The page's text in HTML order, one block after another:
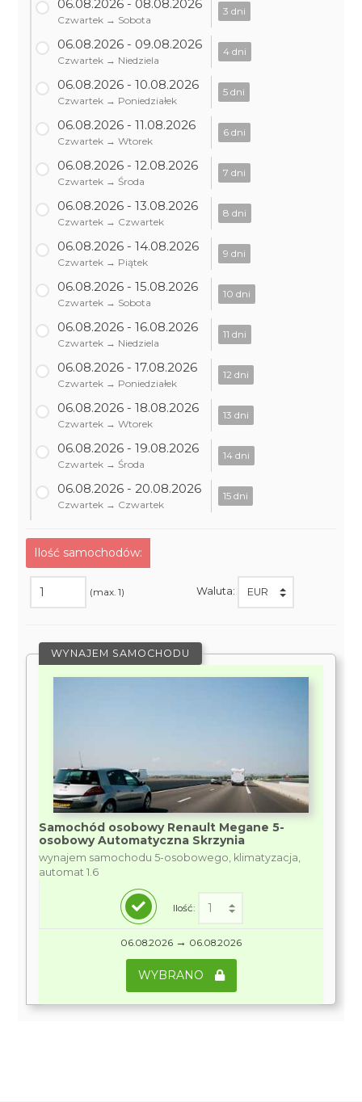
06.08.2026 - 08.08.2026
Czwartek → Sobota
3 dni
06.08.2026 - 09.08.2026
Czwartek → Niedziela
4 dni
06.08.2026 - 10.08.2026
Czwartek → Poniedziałek
5 dni
06.08.2026 - 11.08.2026
Czwartek → Wtorek
6 dni
06.08.2026 - 12.08.2026
Czwartek → Środa
7 dni
06.08.2026 - 13.08.2026
Czwartek → Czwartek
8 dni
06.08.2026 - 14.08.2026
Czwartek → Piątek
9 dni
06.08.2026 - 15.08.2026
Czwartek → Sobota
10 dni
06.08.2026 - 16.08.2026
Czwartek → Niedziela
11 dni
06.08.2026 - 17.08.2026
Czwartek → Poniedziałek
12 dni
06.08.2026 - 18.08.2026
Czwartek → Wtorek
13 dni
06.08.2026 - 19.08.2026
Czwartek → Środa
14 dni
06.08.2026 - 20.08.2026
Czwartek → Czwartek
15 dni
Ilość samochodów:
(max. 1) Waluta:
WYNAJEM SAMOCHODU
Samochód osobowy Renault Megane 5-
osobowy Automatyczna Skrzynia
wynajem samochodu 5-osobowego, klimatyzacja,
automat 1.6
Ilość:
06.08.2026 → 06.08.2026
WYBRANO